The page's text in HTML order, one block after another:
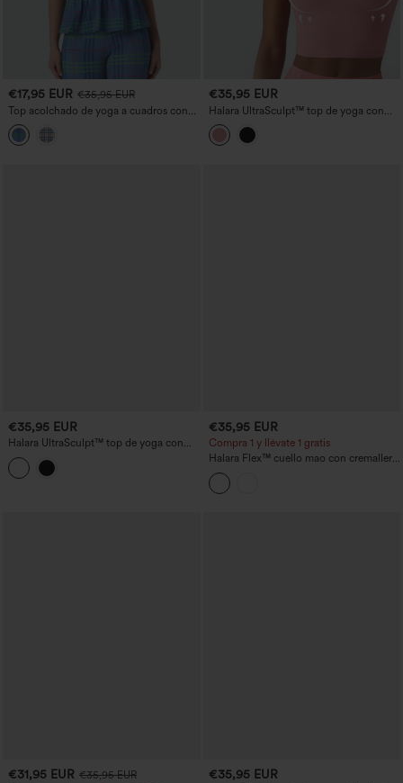
€17,95 EUR €35,95 EUR
Top acolchado de yoga a cuadros con
volante en el bajo y tecnología Cool
Touch
€35,95 EUR
Halara UltraSculpt™ top de yoga con
efecto push-up, tirantes cruzados
ajustables y relleno no extraíble
€35,95 EUR
Halara UltraSculpt™ top de yoga con
escote en V, efecto push-up, relleno fijo
y bajo con volante
€35,95 EUR
Compra 1 y llévate 1 gratis
Halara Flex™ cuello mao con cremallera,
Cool Touch, denim lavado, top tank de
tenis
€31,95 EUR €35,95 EUR
€35,95 EUR